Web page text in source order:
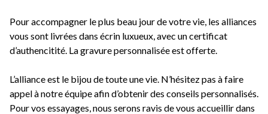
Pour accompagner le plus beau jour de votre vie, les alliances
vous sont livrées dans écrin luxueux, avec un certificat
d’authencitité. La gravure personnalisée est offerte.
L’alliance est le bijou de toute une vie. N’hésitez pas à faire
appel à notre équipe afin d’obtenir des conseils personnalisés.
Pour vos essayages, nous serons ravis de vous accueillir dans